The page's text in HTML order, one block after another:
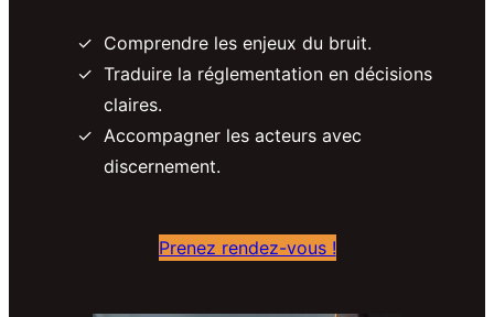
Comprendre les enjeux du bruit.
Traduire la réglementation en décisions
claires.
Accompagner les acteurs avec
discernement.
Prenez rendez-vous !